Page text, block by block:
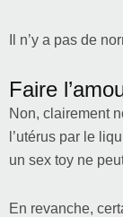
Il n’y a pas de
Faire
Non, clairement
l’utérus par le
un sex toy ne
En revanche,